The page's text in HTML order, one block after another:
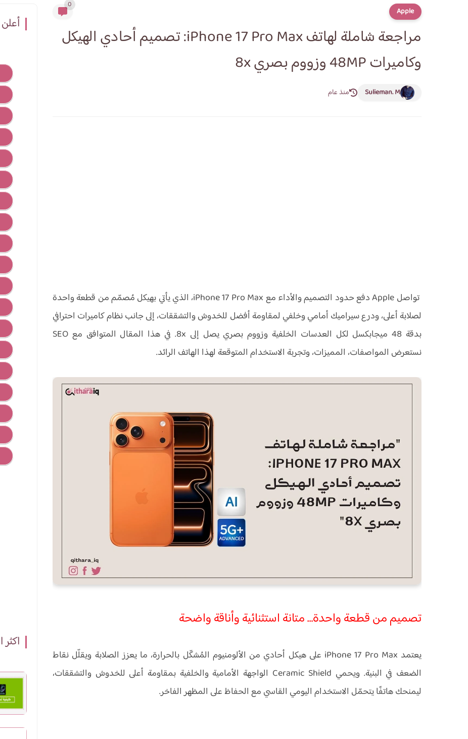
Apple
0
مراجعة شاملة لهاتف iPhone 17 Pro Max: تصميم أحادي الهيكل
وكاميرات 48MP وزووم بصري 8x
Sulieman. M منذ عام
تواصل Apple دفع حدود التصميم والأداء مع iPhone 17 Pro Max، الذي يأتي بهيكل مُصمّم من قطعة واحدة
لصلابة أعلى، ودرع سيراميك أمامي وخلفي لمقاومة أفضل للخدوش والتشققات، إلى جانب نظام كاميرات احترافي
بدقة 48 ميجابكسل لكل العدسات الخلفية وزووم بصري يصل إلى 8x. في هذا المقال المتوافق مع SEO
نستعرض المواصفات، المميزات، وتجربة الاستخدام المتوقعة لهذا الهاتف الرائد.
تصميم من قطعة واحدة… متانة استثنائية وأناقة واضحة
يعتمد iPhone 17 Pro Max على هيكل أحادي من الألومنيوم المُشكّل بالحرارة، ما يعزز الصلابة ويقلّل نقاط
الضعف في البنية. ويحمي Ceramic Shield الواجهة الأمامية والخلفية بمقاومة أعلى للخدوش والتشققات،
ليمنحك هاتفًا يتحمّل الاستخدام اليومي القاسي مع الحفاظ على المظهر الفاخر.